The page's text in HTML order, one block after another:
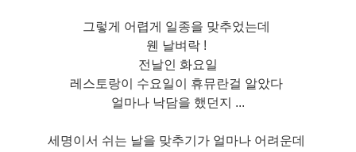
그렇게 어렵게 일종을 맞추었는데
웬 날벼락 !
전날인 화요일
레스토랑이 수요일이 휴뮤란걸 알았다
얼마나 낙담을 했던지 ...
세명이서 쉬는 날을 맞추기가 얼마나 어려운데